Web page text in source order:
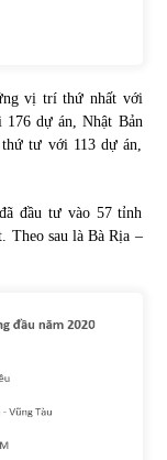
vị trí thứ nhất với
dự án, Nhật Bản
tư với 113 dự án,
đầu tư vào 57 tỉnh
Theo sau là Bà Rịa –